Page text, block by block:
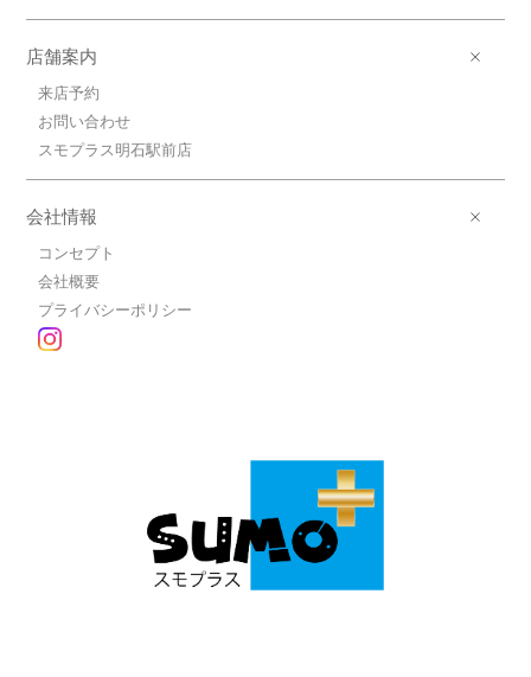
店舗案内
来店予約
お問い合わせ
スモプラス明石駅前店
会社情報
コンセプト
会社概要
プライバシーポリシー